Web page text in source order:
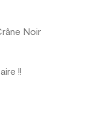
Noir
!!